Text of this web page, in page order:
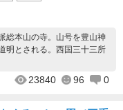
総本山の寺。山号を豊山神
明とされる。西国三十三所
23840 96 0